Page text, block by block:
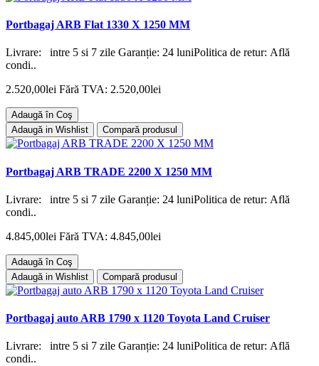
Portbagaj ARB Flat 1330 X 1250 MM
Livrare: intre 5 si 7 zile Garanție: 24 luniPolitica de retur: Află
condi..
2.520,00lei Fără TVA: 2.520,00lei
Adaugă în Coş
Adaugă in Wishlist
Compară produsul
Portbagaj ARB TRADE 2200 X 1250 MM
Livrare: intre 5 si 7 zile Garanție: 24 luniPolitica de retur: Află
condi..
4.845,00lei Fără TVA: 4.845,00lei
Adaugă în Coş
Adaugă in Wishlist
Compară produsul
Portbagaj auto ARB 1790 x 1120 Toyota Land Cruiser
Livrare: intre 5 si 7 zile Garanție: 24 luniPolitica de retur: Află
condi..